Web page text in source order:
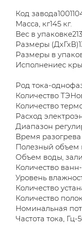
Код
Масса, кг145 кг.
Вес в упаковке213
Размеры
Размеры в
Исполнениес
Род тока-
Количество
Количество
Расход
Диапазон
Время
Полезный объем
Объем воды,
Количество
Уровень
Количество
Количество
Номинальная
Частота тока, Гц-